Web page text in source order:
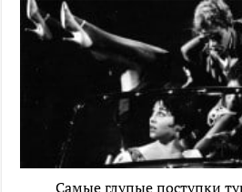
Самые глупые поступки